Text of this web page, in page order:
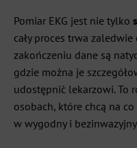
Pomiar EKG jest nie tylko
cały proces trwa
zakończeniu dane są
gdzie można je
udostępnić lekarzowi. To
osobach, które chcą na
w wygodny i